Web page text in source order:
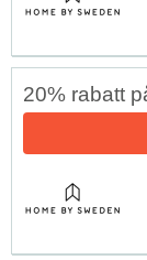
20% rabatt